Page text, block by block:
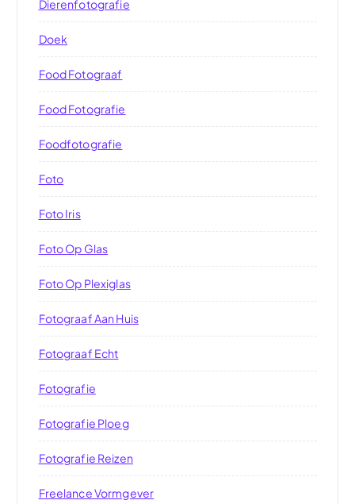
Dierenfotografie
Doek
Food Fotograaf
Food Fotografie
Foodfotografie
Foto
Foto Iris
Foto Op Glas
Foto Op Plexiglas
Fotograaf Aan Huis
Fotograaf Echt
Fotografie
Fotografie Ploeg
Fotografie Reizen
Freelance Vormgever